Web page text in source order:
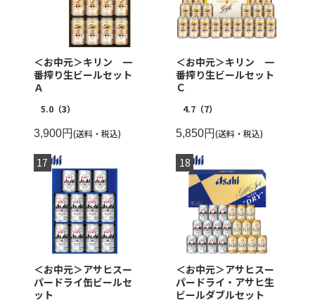
＜お中元＞キリン 一
番搾り生ビールセット
Ａ
5.0（3）
3,900円(送料・税込)
＜お中元＞キリン 一
番搾り生ビールセット
Ｃ
4.7 （7）
5,850円(送料・税込)
＜お中元＞アサヒスー
パードライ缶ビールセ
ット
＜お中元＞アサヒスー
パードライ・アサヒ生
ビールダブルセット